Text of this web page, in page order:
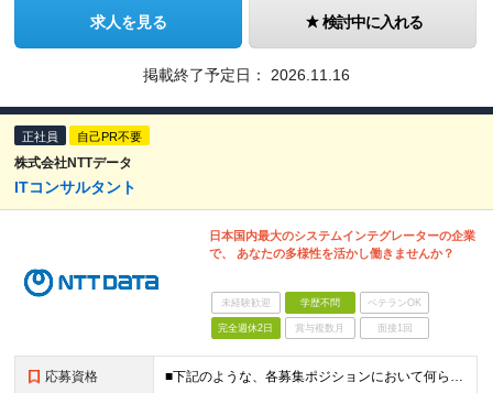
求人を見る 検討中に入れる
掲載終了予定日： 2026.11.16
正社員 自己PR不要
株式会社NTTデータ
ITコンサルタント
日本国内最大のシステムインテグレーターの企業
で、 あなたの多様性を活かし働きませんか？
未経験歓迎 学歴不問 ベテランOK
完全週休2日 賞与複数月 面接1回
応募資格 ■下記のような、各募集ポジションにおいて何らかの知識・経験がある方 ・顧客もしくは関係部署に対して主体的に折衝／調整を行った経験 ・プロジェクトの推進リーダーとしてリーダーシップを発揮した経験 ・